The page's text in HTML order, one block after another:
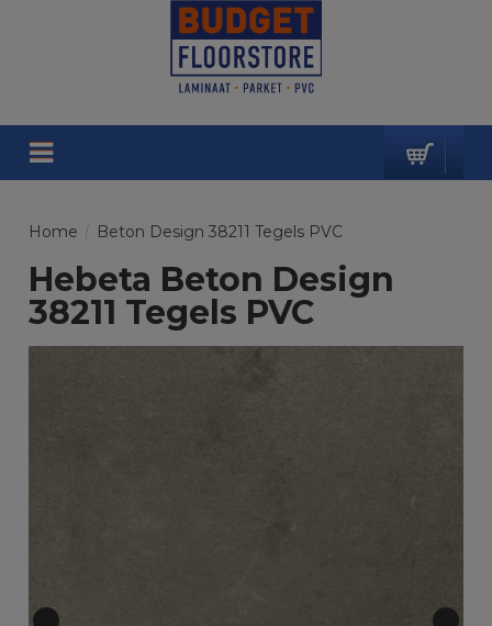
Home Beton Design 38211 Tegels PVC
Hebeta Beton Design
38211 Tegels PVC